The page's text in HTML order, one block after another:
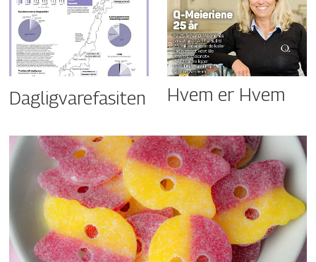
Dagligvarefasiten Hvem er Hvem